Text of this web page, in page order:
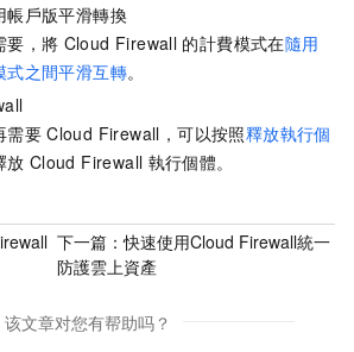
帳戶版平滑轉換
要，將 Cloud Firewall 的計費模式在隨用
式之間平滑互轉。
需要 Cloud Firewall，可以按照釋放執行個
放 Cloud Firewall 執行個體。
下一篇：快速使用Cloud Firewall統一
防護雲上資產
该文章对您有帮助吗？